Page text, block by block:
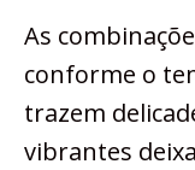
As
conforme o
trazem
vibrantes